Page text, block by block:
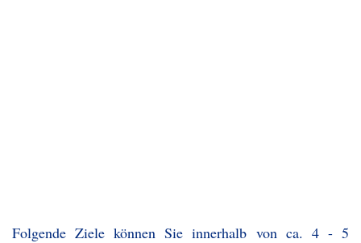
Folgende Ziele können Sie innerhalb von ca. 4 - 5